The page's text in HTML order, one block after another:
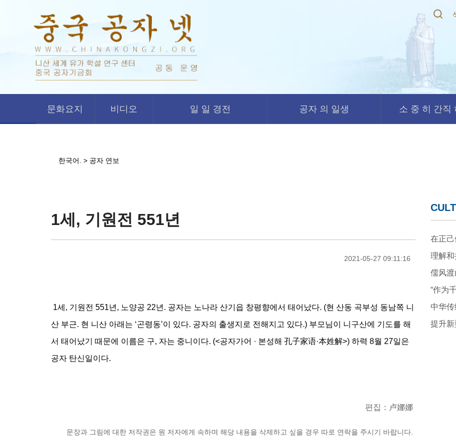
문화요지 비디오 일 일 경전 공자 의 일생 소 중 히 간직
한국어. > 공자 연보
1세, 기원전 551년
2021-05-27 09:11:16
1세, 기원전 551년, 노양공 22년. 공자는 노나라 산기읍 창평향에서 태어났다. (현 산동 곡부성 동남쪽 니
산 부근. 현 니산 아래는 ‘곤령동’이 있다. 공자의 출생지로 전해지고 있다.) 부모님이 니구산에 기도를 해
서 태어났기 때문에 이름은 구, 자는 중니이다. (<공자가어 · 본성해 孔子家语·本姓解>) 하력 8월 27일은
공자 탄신일이다.
편집：卢娜娜
문장과 그림에 대한 저작권은 원 저자에게 속하며 해당 내용을 삭제하고 싶을 경우 따로 연락을 주시기 바랍니다.
在正
理解
儒风
中华